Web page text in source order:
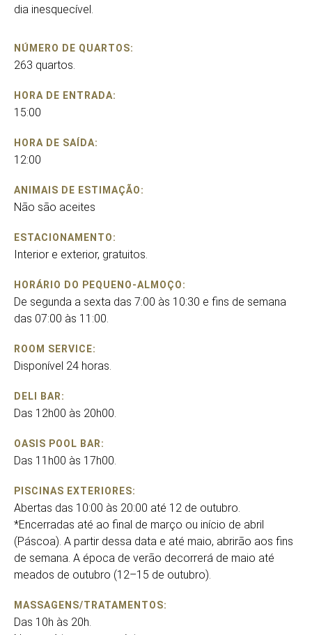
dia inesquecível.
NÚMERO DE QUARTOS:
263 quartos.
HORA DE ENTRADA:
15:00
HORA DE SAÍDA:
12:00
ANIMAIS DE ESTIMAÇÃO:
Não são aceites
ESTACIONAMENTO:
Interior e exterior, gratuitos.
HORÁRIO DO PEQUENO-ALMOÇO:
De segunda a sexta das 7:00 às 10:30 e fins de semana
das 07:00 às 11:00.
ROOM SERVICE:
Disponível 24 horas.
DELI BAR:
Das 12h00 às 20h00.
OASIS POOL BAR:
Das 11h00 às 17h00.
PISCINAS EXTERIORES:
Abertas das 10:00 às 20:00 até 12 de outubro.
*Encerradas até ao final de março ou início de abril
(Páscoa). A partir dessa data e até maio, abrirão aos fins
de semana. A época de verão decorrerá de maio até
meados de outubro (12–15 de outubro).
MASSAGENS/TRATAMENTOS:
Das 10h às 20h.